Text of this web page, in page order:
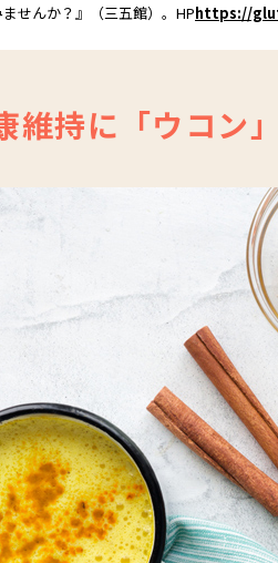
せんか？』（三五館）。HPhttps://
維持に「ウコン